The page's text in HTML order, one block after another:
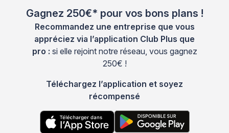
Gagnez 250€* pour vos bons plans !
Recommandez une entreprise que vous
appréciez via l’application Club Plus que
pro : si elle rejoint notre réseau, vous gagnez
250€ !
Téléchargez l’application et soyez
récompensé